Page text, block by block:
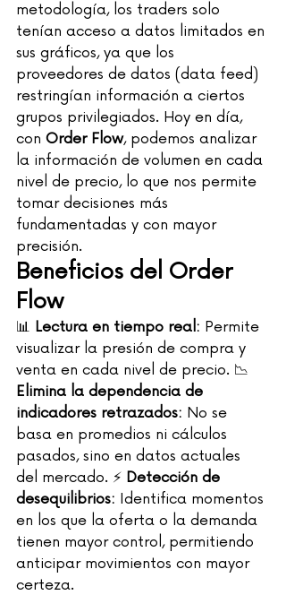
metodología, los traders solo
tenían acceso a datos limitados en
sus gráficos, ya que los
proveedores de datos (data feed)
restringían información a ciertos
grupos privilegiados. Hoy en día,
con Order Flow, podemos analizar
la información de volumen en cada
nivel de precio, lo que nos permite
tomar decisiones más
fundamentadas y con mayor
precisión.
Beneficios del Order
Flow
📊 Lectura en tiempo real: Permite
visualizar la presión de compra y
venta en cada nivel de precio. 📉
Elimina la dependencia de
indicadores retrazados: No se
basa en promedios ni cálculos
pasados, sino en datos actuales
del mercado. ⚡ Detección de
desequilibrios: Identifica momentos
en los que la oferta o la demanda
tienen mayor control, permitiendo
anticipar movimientos con mayor
certeza.